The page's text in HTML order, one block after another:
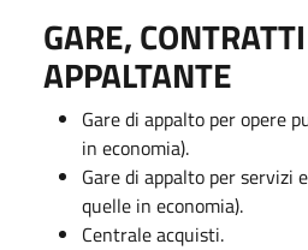
GARE,
APPALTANTE
Gare di appalto per opere
in economia).
Gare di appalto per servizi
quelle in economia).
Centrale acquisti.